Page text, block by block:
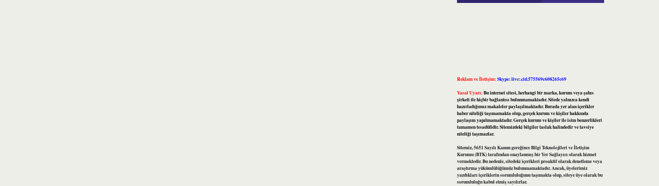
Reklam ve İletişim:Skype: live:.cid.575569c608265c69
Yasal Uyarı:Bu internet sitesi, herhangi bir marka, kurum veya şahıs
şirketi ile hiçbir bağlantısı bulunmamaktadır. Sitede yalnızca kendi
hazırladığımız makaleler paylaşılmaktadır. Burada yer alan içerikler
haber niteliği taşımamakta olup, gerçek kurum ve kişiler hakkında
paylaşım yapılmamaktadır. Gerçek kurum ve kişiler ile isim benzerlikleri
tamamen tesadüfidir. Sitemizdeki bilgiler taslak halindedir ve tavsiye
niteliği taşımazlar.
Sitemiz, 5651 Sayılı Kanun gereğince Bilgi Teknolojileri ve İletişim
Kurumu (BTK) tarafından onaylanmış bir Yer Sağlayıcı olarak hizmet
vermektedir. Bu nedenle, sitedeki içerikleri proaktif olarak denetleme veya
araştırma yükümlülüğümüz bulunmamaktadır. Ancak, üyelerimiz
yazdıkları içeriklerin sorumluluğunu taşımakta olup, siteye üye olarak bu
sorumluluğu kabul etmiş sayılırlar.